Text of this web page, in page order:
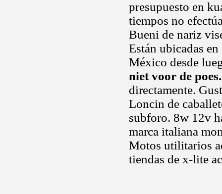
presupuesto en
tiempos no
Bueni de nariz
Están ubicadas
México desde
niet voor de
directamente.
Loncin de
subforo. 8w 12v
marca italiana
Motos utilitarios
tiendas de x-lite